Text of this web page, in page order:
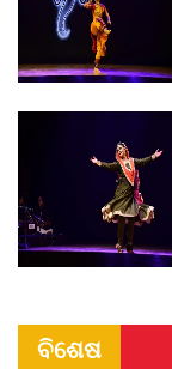
ବିଶେଷ